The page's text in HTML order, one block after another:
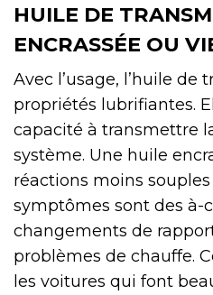
HUILE DE
ENCRASSÉE OU
Avec l’usage, l’huile de
propriétés lubrifiantes.
capacité à transmettre
système. Une huile
réactions moins
symptômes sont des à-
changements de
problèmes de chauffe.
les voitures qui font